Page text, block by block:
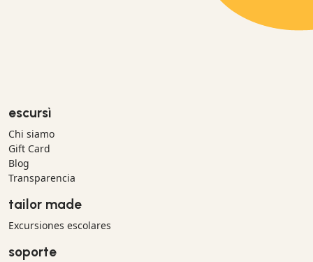
escursì
Chi siamo
Gift Card
Blog
Transparencia
tailor made
Excursiones escolares
soporte